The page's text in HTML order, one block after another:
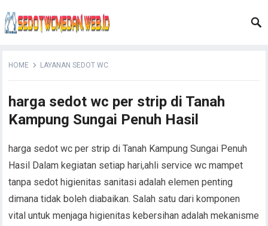
HOME LAYANAN SEDOT WC
harga sedot wc per strip di Tanah
Kampung Sungai Penuh Hasil
harga sedot wc per strip di Tanah Kampung Sungai Penuh
Hasil Dalam kegiatan setiap hari,ahli service wc mampet
tanpa sedot higienitas sanitasi adalah elemen penting
dimana tidak boleh diabaikan. Salah satu dari komponen
vital untuk menjaga higienitas kebersihan adalah mekanisme